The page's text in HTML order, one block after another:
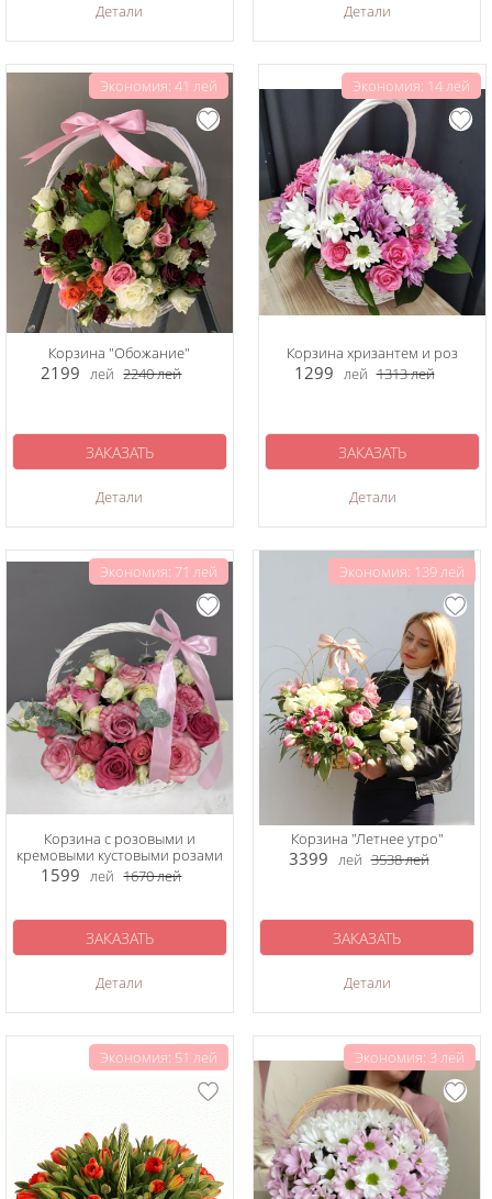
Детали Детали
Экономия: 41 лей
Корзина "Обожание"
2199 лей 2240лей
Детали
ЗАКАЗАТЬ
Экономия: 14 лей
Корзина хризантем и роз
1299 лей 1313лей
Детали
ЗАКАЗАТЬ
Экономия: 71 лей
Корзина с розовыми и
кремовыми кустовыми розами
1599 лей 1670лей
Детали
ЗАКАЗАТЬ
Экономия: 139 лей
Корзина "Летнее утро"
3399 лей 3538лей
Детали
ЗАКАЗАТЬ
Экономия: 51 лей Экономия: 3 лей